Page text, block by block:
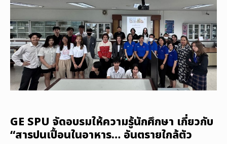
GE SPU จัดอบรมให้ความรู้นักศึกษา เกี่ยวกับ
“สารปนเปื้อนในอาหาร… อันตรายใกล้ตัว